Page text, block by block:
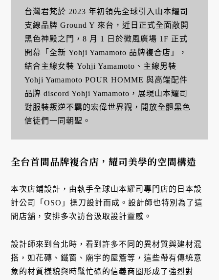
台灣君梵於 2023 年初領先全球引入山本耀司
支線品牌 Ground Y 來台，近日正式全面敞開
黑色神殿之門，8 月 1 日於微風廣場 1F 正式
開幕「全新 Yohji Yamamoto 品牌複合店」，
結合主線女裝 Yohji Yamamoto、主線男裝
Yohji Yamamoto POUR HOMME 與高端配件
品牌 discord Yohji Yamamoto，展現山本耀司
對服裝叛逆不羈的宏偉世界觀，開放全體黑色
信徒們一同朝聖。
全台首間品牌複合店，耀司美學的空間構造
本次店鋪設計，由執手全球山本耀司專門店的日本設
計公司「OSO」操刀設計而成。設計師也特別為了這
間店舖，安排多次訪台汲取設計靈感。
設計師來到台北時，看到許多不同的異材質與建材混
搭，如花磚、鐵窗、廟宇的屋簷等，這些帶有傳統意
象的材質樣貌與時髦忙碌的信義商圈形成了強烈對